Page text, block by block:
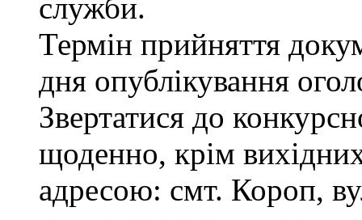
служби.
Термін прийняття
дня опублікування
Звертатися до
щоденно, крім
адресою: смт. Короп,